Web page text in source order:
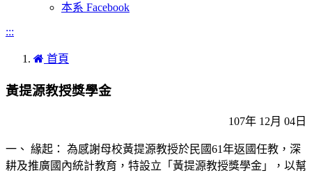
本系 Facebook
:::
首頁
黃提源教授獎學金
107年 12月 04日
一、 緣起： 為感謝母校黃提源教授於民國61年返國任教，深
耕及推廣國內統計教育，特設立「黃提源教授獎學金」，以幫